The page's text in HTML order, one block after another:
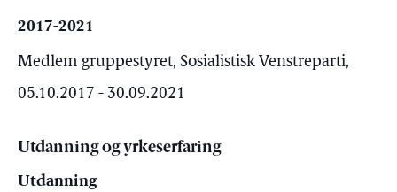
2017-2021
Medlem gruppestyret, Sosialistisk Venstreparti,
05.10.2017 - 30.09.2021
Utdanning og yrkeserfaring
Utdanning